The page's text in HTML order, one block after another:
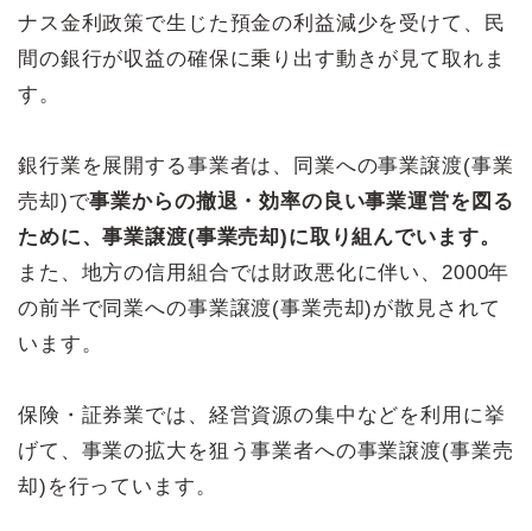
ナス金利政策で生じた預金の利益減少を受けて、民
間の銀行が収益の確保に乗り出す動きが見て取れま
す。
銀行業を展開する事業者は、同業への事業譲渡(事業
売却)で事業からの撤退・効率の良い事業運営を図る
ために、事業譲渡(事業売却)に取り組んでいます。
また、地方の信用組合では財政悪化に伴い、2000年
の前半で同業への事業譲渡(事業売却)が散見されて
います。
保険・証券業では、経営資源の集中などを利用に挙
げて、事業の拡大を狙う事業者への事業譲渡(事業売
却)を行っています。